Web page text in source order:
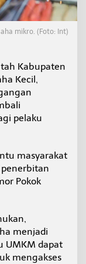
mikro. (Foto: Int)
Kabupaten
Kecil,
pelaku
masyarakat
Pokok
menjadi
UMKM dapat
mengakses